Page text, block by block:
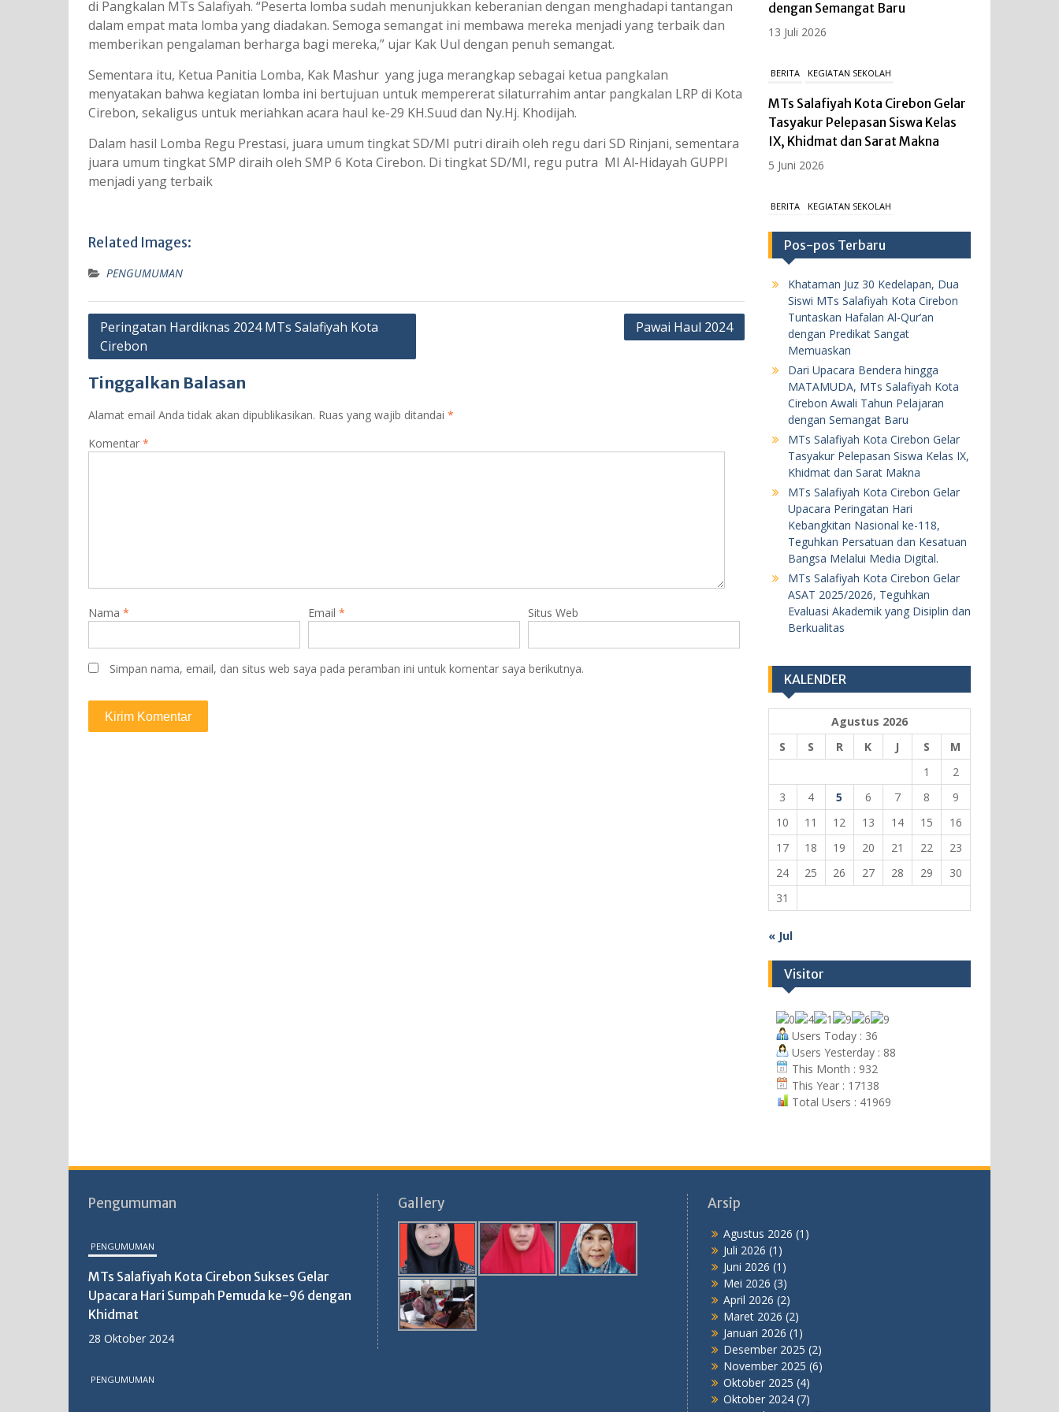
di Pangkalan MTs Salafiyah. “Peserta lomba sudah menunjukkan keberanian dengan menghadapi tantangan
dalam empat mata lomba yang diadakan. Semoga semangat ini membawa mereka menjadi yang terbaik dan
memberikan pengalaman berharga bagi mereka,” ujar Kak Uul dengan penuh semangat.
Sementara itu, Ketua Panitia Lomba, Kak Mashur yang juga merangkap sebagai ketua pangkalan
menyatakan bahwa kegiatan lomba ini bertujuan untuk mempererat silaturrahim antar pangkalan LRP di Kota
Cirebon, sekaligus untuk meriahkan acara haul ke-29 KH.Suud dan Ny.Hj. Khodijah.
Dalam hasil Lomba Regu Prestasi, juara umum tingkat SD/MI putri diraih oleh regu dari SD Rinjani, sementara
juara umum tingkat SMP diraih oleh SMP 6 Kota Cirebon. Di tingkat SD/MI, regu putra MI Al-Hidayah GUPPI
menjadi yang terbaik
Related Images:
PENGUMUMAN
Navigasi
pos
Peringatan Hardiknas 2024 MTs Salafiyah Kota
Cirebon
Pawai Haul 2024
Tinggalkan Balasan
Alamat email Anda tidak akan dipublikasikan. Ruas yang wajib ditandai *
Komentar *
Nama * Email* Situs Web
Simpan nama, email, dan situs web saya pada peramban ini untuk komentar saya berikutnya.
dengan Semangat Baru
13 Juli 2026
BERITA KEGIATAN SEKOLAH
MTs Salafiyah Kota Cirebon Gelar
Tasyakur Pelepasan Siswa Kelas
IX, Khidmat dan Sarat Makna
5 Juni 2026
BERITA KEGIATAN SEKOLAH
MTs Salafiyah Kota Cirebon Gelar
Upacara Peringatan Hari
Teguhkan Persatuan dan
Kesatuan Bangsa Melalui Media
Digital.
20 Mei 2026
KEGIATAN SEKOLAH
MTs Salafiyah Kota Cirebon Gelar
ASAT 2025/2026, Teguhkan
Evaluasi Akademik yang Disiplin
18 Mei 2026
BERITA KEGIATAN SEKOLAH
Khataman Juz 30 Kedelapan, Dua
Siswi MTs Salafiyah Kota Cirebon
Tuntaskan Hafalan Al-Qur’an
dengan Predikat Sangat
5 Agustus 2026
Pos-pos Terbaru
Khataman Juz 30 Kedelapan, Dua
Siswi MTs Salafiyah Kota Cirebon
Tuntaskan Hafalan Al-Qur’an
dengan Predikat Sangat
Memuaskan
Dari Upacara Bendera hingga
MATAMUDA, MTs Salafiyah Kota
Cirebon Awali Tahun Pelajaran
dengan Semangat Baru
MTs Salafiyah Kota Cirebon Gelar
Tasyakur Pelepasan Siswa Kelas IX,
Khidmat dan Sarat Makna
MTs Salafiyah Kota Cirebon Gelar
Upacara Peringatan Hari
Kebangkitan Nasional ke-118,
Teguhkan Persatuan dan Kesatuan
Bangsa Melalui Media Digital.
MTs Salafiyah Kota Cirebon Gelar
ASAT 2025/2026, Teguhkan
Evaluasi Akademik yang Disiplin dan
Berkualitas
KALENDER
Agustus 2026
S
S R K J S
M
1
2
3
4 5 6 7 8
9
10
11 12 13 14 15
16
17
18 19 20 21 22
23
24
25 26 27 28 29
30
31
« Jul
Visitor
Users Today : 36
Users Yesterday : 88
This Month : 932
This Year : 17138
Total Users : 41969
Pengumuman
PENGUMUMAN
MTs Salafiyah Kota Cirebon Sukses Gelar
Upacara Hari Sumpah Pemuda ke-96 dengan
Khidmat
28 Oktober 2024
PENGUMUMAN
Gallery Arsip
Agustus 2026 (1)
Juli 2026 (1)
Juni 2026 (1)
Mei 2026 (3)
April 2026 (2)
Maret 2026 (2)
Januari 2026 (1)
Desember 2025 (2)
November 2025 (6)
Oktober 2025 (4)
Oktober 2024(7)